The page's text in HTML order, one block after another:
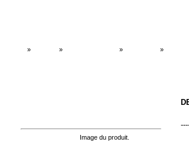
» » » »
Image du produit.